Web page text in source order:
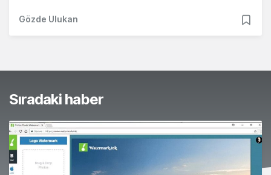
Gözde Ulukan
Sıradaki haber